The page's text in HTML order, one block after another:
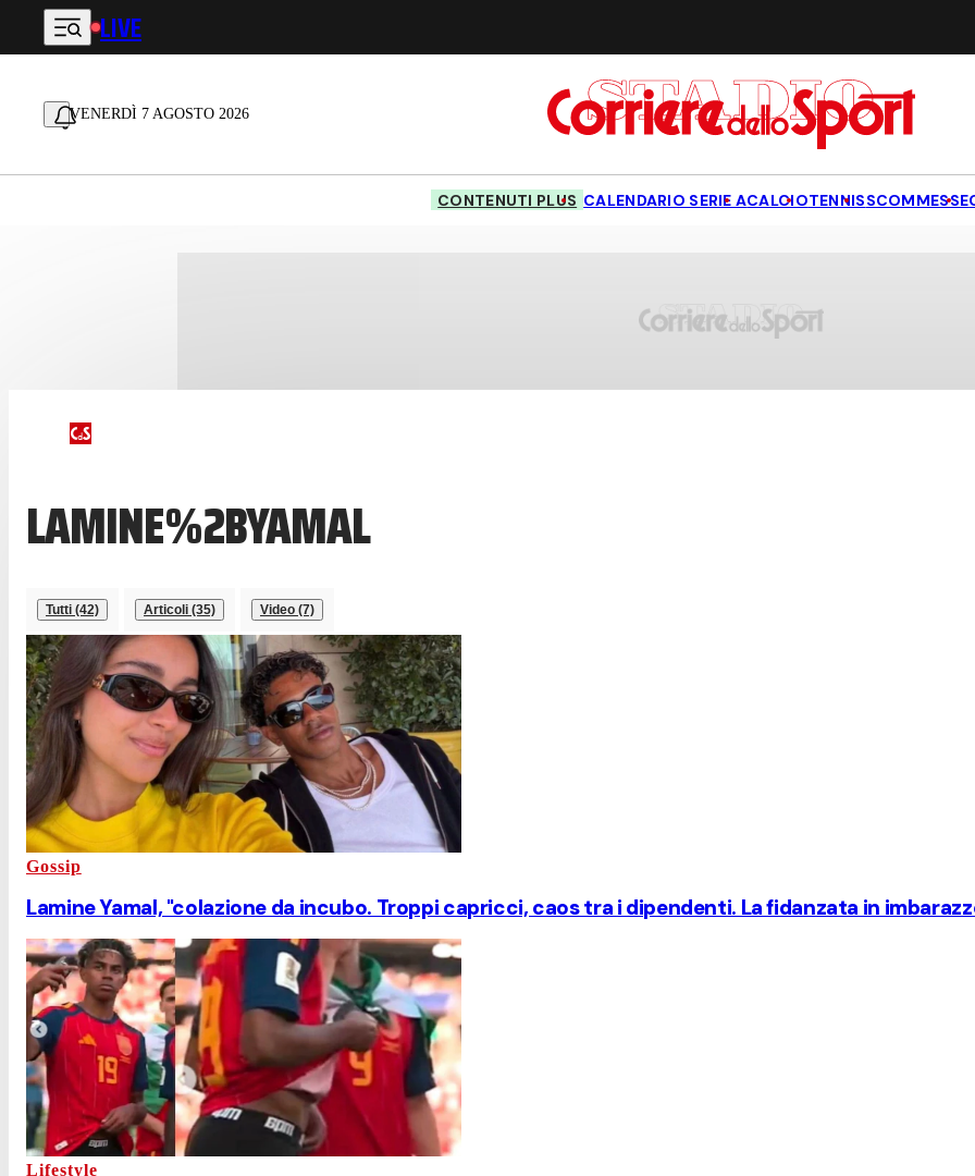
Vai al contenuto principale
LIVE
VENERDÌ 7 AGOSTO 2026
CONTENUTI PLUS CALENDARIO SERIE ACALCIOTENNISSCOMMESSE
LAMINE%2BYAMAL
Tutti (42) Articoli (35) Video (7)
Gossip
Lamine Yamal, "colazione da incubo. Troppi capricci, caos tra i dipendenti. La fidanzata in
Lifestyle